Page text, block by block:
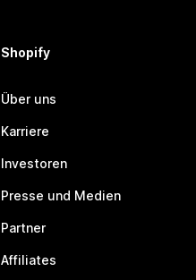
Shopify
Über uns
Karriere
Investoren
Presse und Medien
Partner
Affiliates